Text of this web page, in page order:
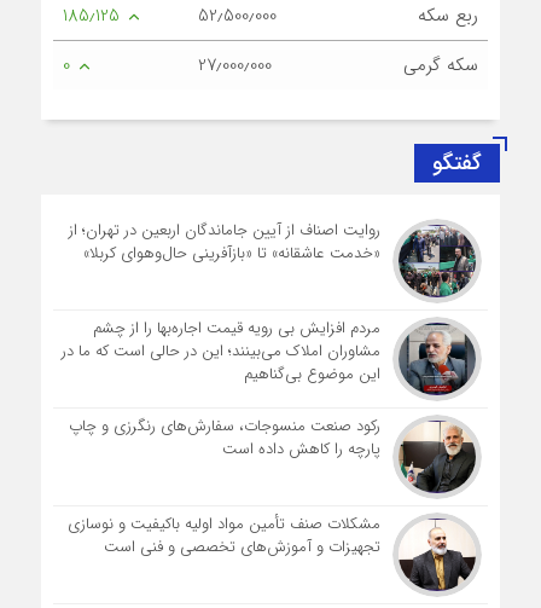
ربع سکه
52٫500٫000
185٫125
سکه گرمی
27٫000٫000 0
گفتگو
روایت اصناف از آیین جاماندگان اربعین در تهران؛ از
«خدمت عاشقانه» تا «بازآفرینی حال‌وهوای کربلا»
مردم افزایش بی رویه قیمت اجاره‌بها را از چشم
مشاوران املاک می‌بینند؛ این در حالی است که ما در
این موضوع بی‌گناهیم
رکود صنعت منسوجات، سفارش‌های رنگرزی و چاپ
پارچه را کاهش داده است
مشکلات صنف تأمین مواد اولیه باکیفیت و نوسازی
تجهیزات و آموزش‌های تخصصی و فنی است